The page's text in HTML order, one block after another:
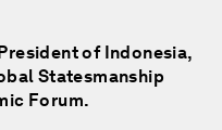
of Indonesia,
Statesmanship
Forum.